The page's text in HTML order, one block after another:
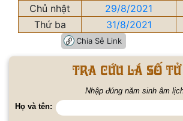
Chủ nhật
29/8/2021
Thứ ba
31/8/2021
Chia Sẻ Link
Tra cứu lá số
Nhập đúng năm sinh âm
Họ và tên: